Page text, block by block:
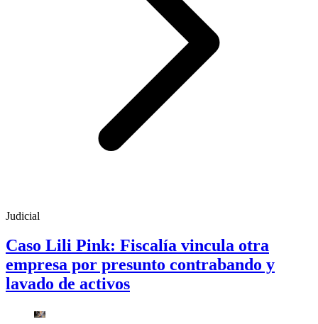
Judicial
Caso Lili Pink: Fiscalía vincula otra
empresa por presunto contrabando y
lavado de activos